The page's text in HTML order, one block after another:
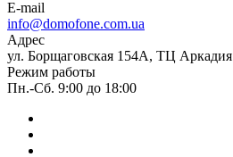
E-mail
info@domofone.com.ua
Адрес
ул. Борщаговская 154А, ТЦ Аркадия
Режим работы
Пн.-Сб. 9:00 до 18:00